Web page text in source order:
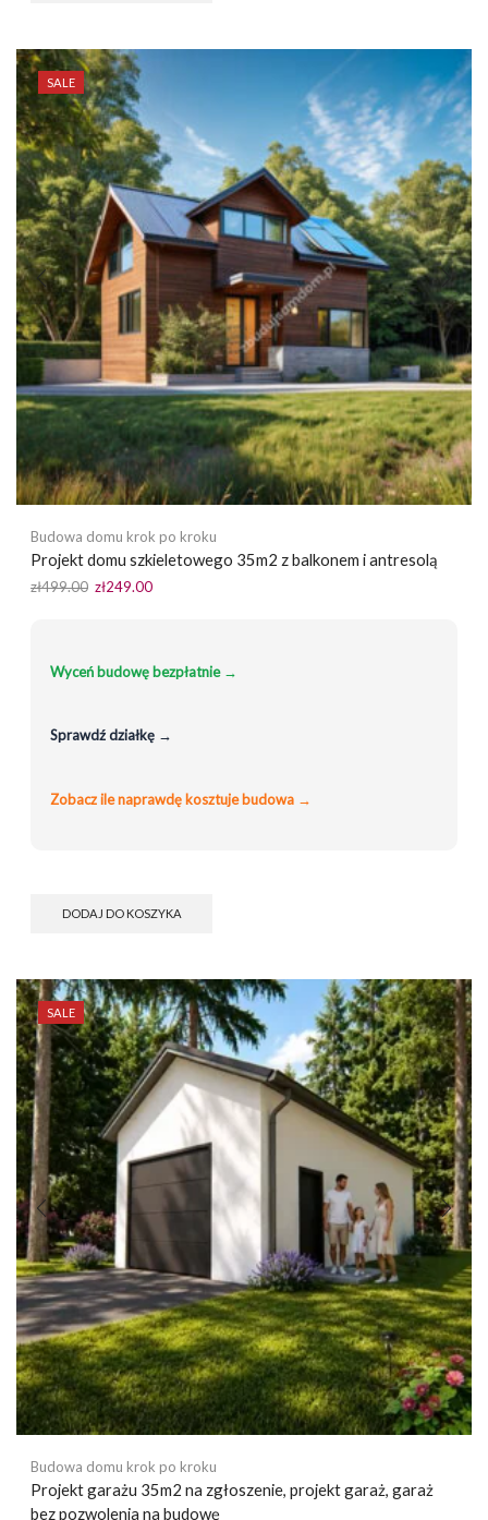
SALE
Budowa domu krok po kroku
Projekt domu szkieletowego 35m2 z balkonem i antresolą
zł499.00 Pierwotna
zł249.00Aktualna
Wyceń budowę bezpłatnie →
Sprawdź działkę →
Zobacz ile naprawdę kosztuje budowa →
DODAJ DO KOSZYKA
SALE
Budowa domu krok po kroku
Projekt garażu 35m2 na zgłoszenie, projekt garaż, garaż
bez pozwolenia na budowę